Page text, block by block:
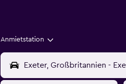
Anmietstation